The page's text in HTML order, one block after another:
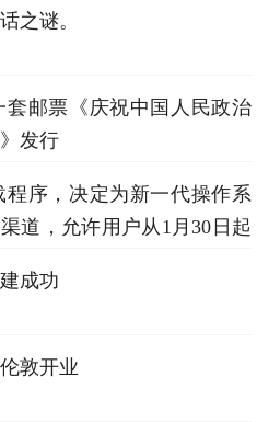
之谜。
邮票《庆祝中国人民政治
发行
序，决定为新一代操作系
道，允许用户从1月30日起
成功
敦开业